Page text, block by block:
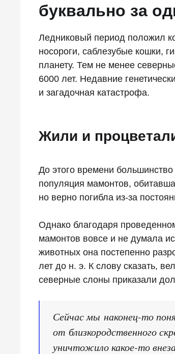
буквально за
Ледниковый период положил
носороги, саблезубые кошки,
планету. Тем не менее
6000 лет. Недавние
и загадочная катастрофа.
Жили и
До этого времени
популяция мамонтов,
но верно погибла из-за
Однако благодаря
мамонтов вовсе и не думала
животных она постепенно
лет до н. э. К слову сказать,
северные слоны приказали
Сейчас мы наконец-то
от близкородственного
уничтожило какое-то